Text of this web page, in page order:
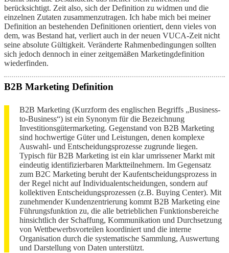
berücksichtigt. Zeit also, sich der Definition zu widmen und die
einzelnen Zutaten zusammenzutragen. Ich habe mich bei meiner
Definition an bestehenden Definitionen orientiert, denn vieles von
dem, was Bestand hat, verliert auch in der neuen VUCA-Zeit nicht
seine absolute Gültigkeit. Veränderte Rahmenbedingungen sollten
sich jedoch dennoch in einer zeitgemäßen Marketingdefinition
wiederfinden.
B2B Marketing Definition
B2B Marketing (Kurzform des englischen Begriffs „Business-
to-Business“) ist ein Synonym für die Bezeichnung
Investitionsgütermarketing. Gegenstand von B2B Marketing
sind hochwertige Güter und Leistungen, denen komplexe
Auswahl- und Entscheidungsprozesse zugrunde liegen.
Typisch für B2B Marketing ist ein klar umrissener Markt mit
eindeutig identifizierbaren Marktteilnehmern. Im Gegensatz
zum B2C Marketing beruht der Kaufentscheidungsprozess in
der Regel nicht auf Individualentscheidungen, sondern auf
kollektiven Entscheidungsprozessen (z.B. Buying Center). Mit
zunehmender Kundenzentrierung kommt B2B Marketing eine
Führungsfunktion zu, die alle betrieblichen Funktionsbereiche
hinsichtlich der Schaffung, Kommunikation und Durchsetzung
von Wettbewerbsvorteilen koordiniert und die interne
Organisation durch die systematische Sammlung, Auswertung
und Darstellung von Daten unterstützt.